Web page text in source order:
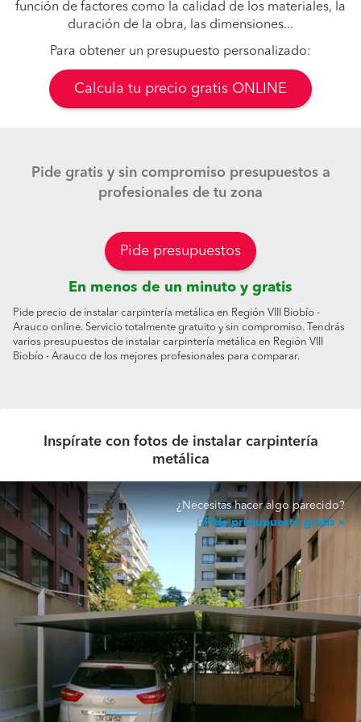
función de factores como la calidad de los materiales, la
duración de la obra, las dimensiones...
Para obtener un presupuesto personalizado:
Calcula tu precio gratis ONLINE
Pide gratis y sin compromiso presupuestos a
profesionales de tu zona
Pide presupuestos
En menos de un minuto y gratis
Pide precio de instalar carpintería metálica en Región VIII Biobío -
Arauco online. Servicio totalmente gratuito y sin compromiso. Tendrás
varios presupuestos de instalar carpintería metálica en Región VIII
Biobío - Arauco de los mejores profesionales para comparar.
Inspírate con fotos de instalar carpintería
metálica
¿Necesitas hacer algo parecido?
Pide presupuesto gratis